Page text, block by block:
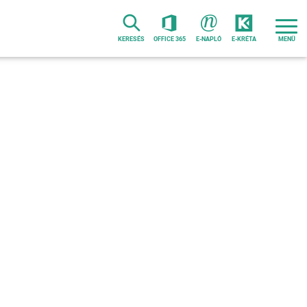
KERESÉS OFFICE 365 E-NAPLÓ E-KRÉTA